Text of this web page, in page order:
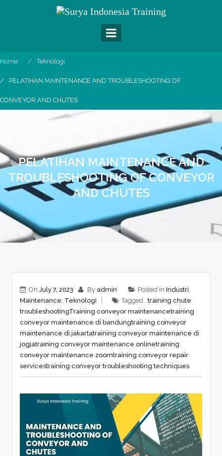
Home Teknologi
PELATIHAN MAINTENANCE AND TROUBLESHOOTING OF
CONVEYOR AND CHUTES
PELATIHAN MAINTENANCE AND
TROUBLESHOOTING OF CONVEYOR
AND CHUTES
On July 7, 2023 By admin Posted in Industri,
Maintenance, Teknologi Tagged , training chute
troubleshootingTraining conveyor maintenancetraining
conveyor maintenance di bandungtraining conveyor
maintenance di jakartatraining conveyor maintenance di
jogjatraining conveyor maintenance onlinetraining
conveyor maintenance zoomtraining conveyor repair
servicestraining conveyor troubleshooting techniques